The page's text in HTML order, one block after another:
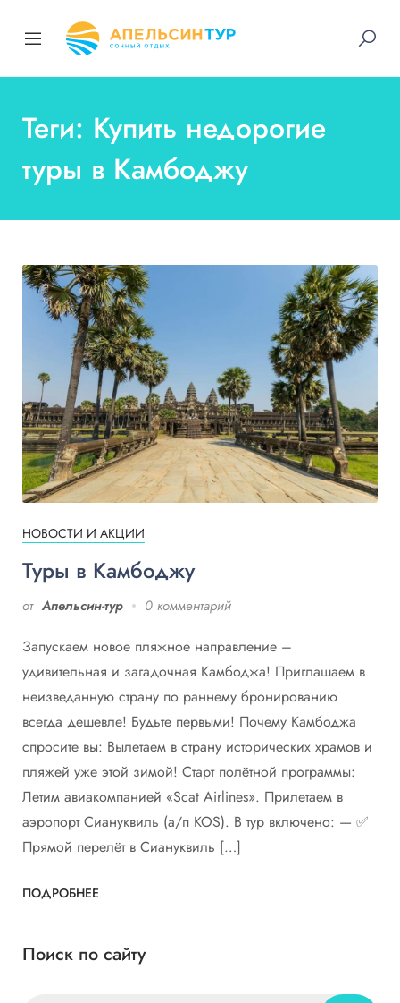
Теги: Купить недорогие
туры в Камбоджу
НОВОСТИ И АКЦИИ
Туры в Камбоджу
от Апельсин-тур 0 комментарий
Запускаем новое пляжное направление –
удивительная и загадочная Камбоджа! Приглашаем в
неизведанную страну по раннему бронированию
всегда дешевле! Будьте первыми! Почему Камбоджа
спросите вы: Вылетаем в страну исторических храмов и
пляжей уже этой зимой! Старт полётной программы:
Летим авиакомпанией «Scat Airlines». Прилетаем в
аэропорт Сиануквиль (а/п KOS). В тур включено: — ✅
Прямой перелёт в Сиануквиль […]
ПОДРОБНЕЕ
Поиск по сайту